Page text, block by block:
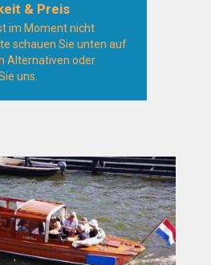
& Preis
im Moment nicht
schauen Sie unten auf
Alternativen oder
uns.